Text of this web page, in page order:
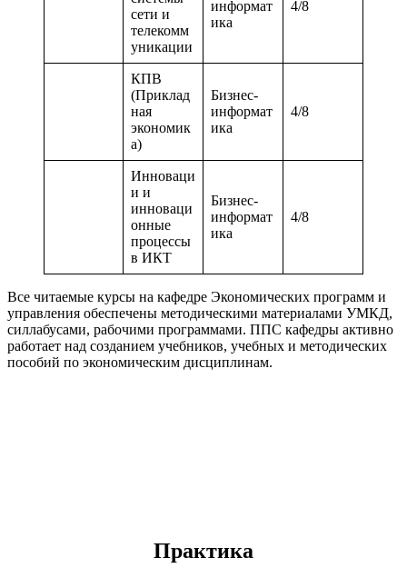
сети и
телекомм
уникации
информат
ика
4/8
КПВ
(Приклад
ная
экономик
а)
Бизнес-
информат
ика
4/8
Инноваци
и и
инноваци
онные
процессы
в ИКТ
Бизнес-
информат
ика
4/8
Все читаемые курсы на кафедре Экономических программ и
управления обеспечены методическими материалами УМКД,
силлабусами, рабочими программами. ППС кафедры активно
работает над созданием учебников, учебных и методических
пособий по экономическим дисциплинам.
Практика